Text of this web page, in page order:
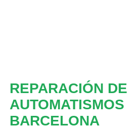
REPARACIÓN DE
AUTOMATISMOS
BARCELONA